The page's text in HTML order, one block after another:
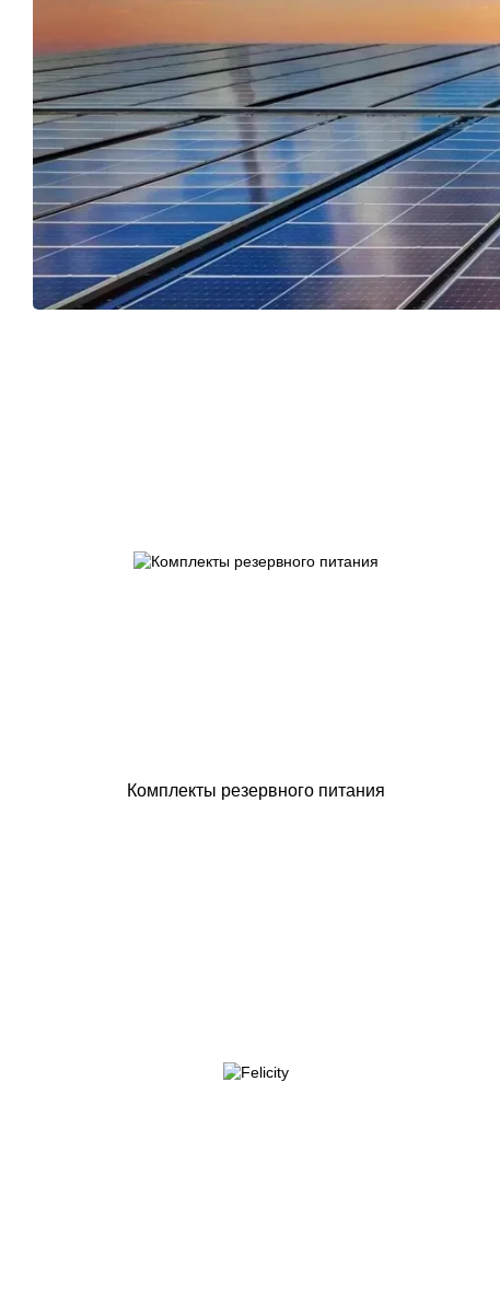
Комплекты резервного питания